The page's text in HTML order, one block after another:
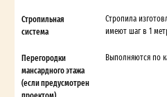
Стропильная
система
Стропила
имеют шаг в 1
Перегородки
мансардного этажа
(если предусмотрен
Выполняются по